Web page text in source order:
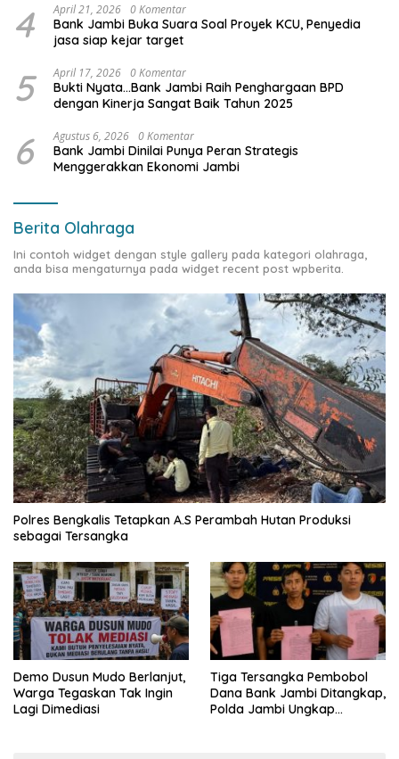
4 April 21, 2026 0 Komentar
Bank Jambi Buka Suara Soal Proyek KCU, Penyedia
jasa siap kejar target
5 April 17, 2026 0 Komentar
Bukti Nyata…Bank Jambi Raih Penghargaan BPD
dengan Kinerja Sangat Baik Tahun 2025
6 Agustus 6, 2026 0 Komentar
Bank Jambi Dinilai Punya Peran Strategis
Menggerakkan Ekonomi Jambi
Berita Olahraga
Ini contoh widget dengan style gallery pada kategori olahraga,
anda bisa mengaturnya pada widget recent post wpberita.
Polres Bengkalis Tetapkan A.S Perambah Hutan Produksi
sebagai Tersangka
Demo Dusun Mudo Berlanjut,
Warga Tegaskan Tak Ingin
Lagi Dimediasi
Tiga Tersangka Pembobol
Dana Bank Jambi Ditangkap,
Polda Jambi Ungkap